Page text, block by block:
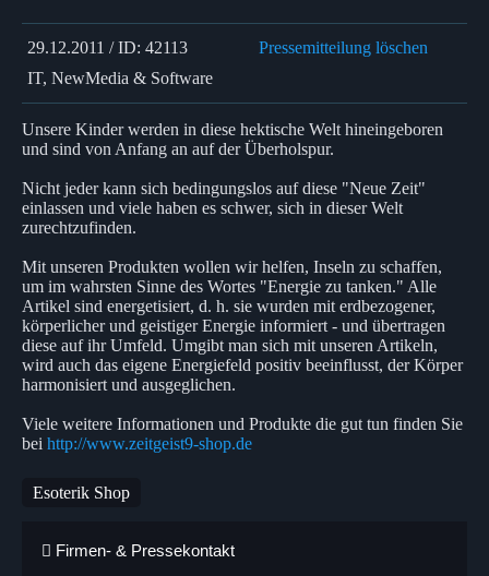
29.12.2011 / ID: 42113
Pressemitteilung löschen
IT, NewMedia & Software
Unsere Kinder werden in diese hektische Welt hineingeboren
und sind von Anfang an auf der Überholspur.
Nicht jeder kann sich bedingungslos auf diese "Neue Zeit"
einlassen und viele haben es schwer, sich in dieser Welt
zurechtzufinden.
Mit unseren Produkten wollen wir helfen, Inseln zu schaffen,
um im wahrsten Sinne des Wortes "Energie zu tanken." Alle
Artikel sind energetisiert, d. h. sie wurden mit erdbezogener,
körperlicher und geistiger Energie informiert - und übertragen
diese auf ihr Umfeld. Umgibt man sich mit unseren Artikeln,
wird auch das eigene Energiefeld positiv beeinflusst, der Körper
harmonisiert und ausgeglichen.
Viele weitere Informationen und Produkte die gut tun finden Sie
bei http://www.zeitgeist9-shop.de
Esoterik Shop
Firmen- & Pressekontakt